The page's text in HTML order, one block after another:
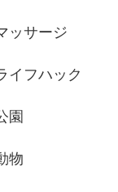
ッサージ
イフハック
園
物